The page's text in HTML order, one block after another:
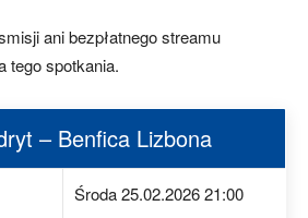
ani bezpłatnego streamu
tego spotkania.
– Benfica Lizbona
Środa 25.02.2026 21:00